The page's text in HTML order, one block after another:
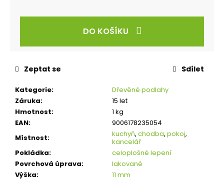
DO KOŠÍKU
Kategorie:
Dřevěné podlahy
Záruka:
15 let
Hmotnost:
1 kg
EAN:
9006178235054
Místnost: kuchyň, chodba, pokoj,
kancelář
Pokládka:
celoplošné lepení
Povrchová úprava:
lakované
Výška:
11 mm
Zeptat se Sdílet